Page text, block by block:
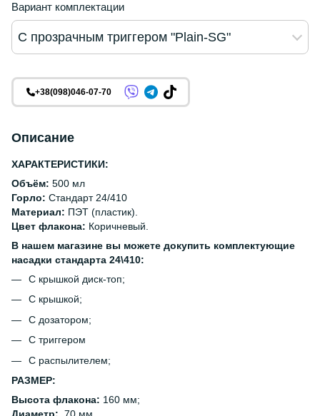
Вариант комплектации
С прозрачным триггером "Plain-SG"
+38(098)046-07-70
Описание
ХАРАКТЕРИСТИКИ:
Объём: 500 мл
Горло: Стандарт 24/410
Материал: ПЭТ (пластик).
Цвет флакона: Коричневый.
В нашем магазине вы можете докупить комплектующие
насадки стандарта 24\410:
С крышкой диск-топ;
С крышкой;
С дозатором;
С триггером
С распылителем;
РАЗМЕР:
Высота флакона: 160 мм;